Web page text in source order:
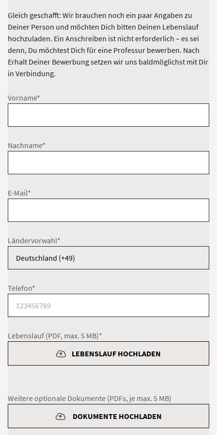
Gleich geschafft: Wir brauchen noch ein paar Angaben zu
Deiner Person und möchten Dich bitten Deinen Lebenslauf
hochzuladen. Ein Anschreiben ist nicht erforderlich – es sei
denn, Du möchtest Dich für eine Professur bewerben. Nach
Erhalt Deiner Bewerbung setzen wir uns baldmöglichst mit Dir
in Verbindung.
Vorname*
Nachname*
E-Mail*
Ländervorwahl*
Telefon*
Lebenslauf (PDF, max. 5 MB)*
LEBENSLAUF HOCHLADEN
Weitere optionale Dokumente (PDFs, je max. 5 MB)
DOKUMENTE HOCHLADEN